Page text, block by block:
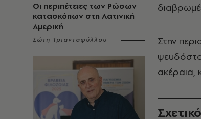
Οι περιπέτειες των Ρώσων
κατασκόπων στη Λατινική
Αμερική
Σώτη Τριανταφύλλου
Στην
ακέραια,